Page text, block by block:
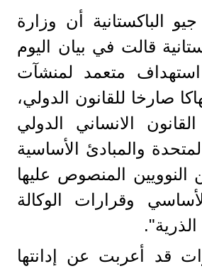
الباكستانية أن وزارة
قالت في بيان اليوم
استهداف متعمد لمنشآت
صارخا للقانون الدولي،
الانساني الدولي
والمبادئ الأساسية
النوويين المنصوص عليها
وقرارات الوكالة
الذرية".
قد أعربت عن إدانتها